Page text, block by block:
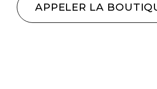
APPELER LA